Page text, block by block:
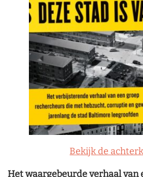
Bekijk de
Het waargebeurde verhaal van